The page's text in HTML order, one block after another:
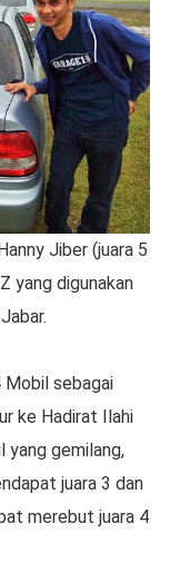
Jiber (juara 5
yang digunakan
Mobil sebagai
ke Hadirat Ilahi
yang gemilang,
juara 3 dan
merebut juara 4